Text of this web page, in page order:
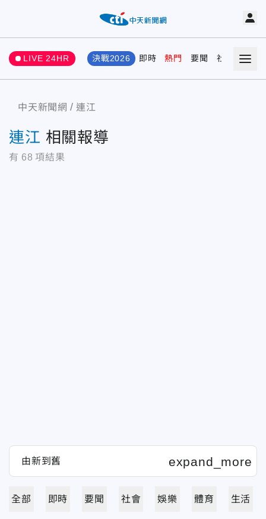
LIVE 24HR 決戰2026 即時 熱門 要聞 社會 娛樂
中天新聞網 連江
連江 相關報導
有 68 項結果
全部 即時 要聞 社會 娛樂 體育 生活